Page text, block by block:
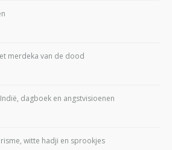
merdeka van de dood
dagboek en angstvisioenen
witte hadji en sprookjes